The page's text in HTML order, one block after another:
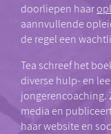
doorliepen haar
aannvullende
de regel een
Tea schreef het
diverse hulp- en
jongerencoaching.
media en
haar website en